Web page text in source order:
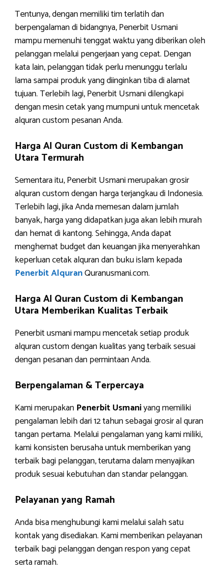
Tentunya, dengan memiliki tim terlatih dan
berpengalaman di bidangnya, Penerbit Usmani
mampu memenuhi tenggat waktu yang diberikan oleh
pelanggan melalui pengerjaan yang cepat. Dengan
kata lain, pelanggan tidak perlu menunggu terlalu
lama sampai produk yang diinginkan tiba di alamat
tujuan. Terlebih lagi, Penerbit Usmani dilengkapi
dengan mesin cetak yang mumpuni untuk mencetak
alquran custom pesanan Anda.
Harga Al Quran Custom di Kembangan
Utara Termurah
Sementara itu, Penerbit Usmani merupakan grosir
alquran custom dengan harga terjangkau di Indonesia.
Terlebih lagi, jika Anda memesan dalam jumlah
banyak, harga yang didapatkan juga akan lebih murah
dan hemat di kantong. Sehingga, Anda dapat
menghemat budget dan keuangan jika menyerahkan
keperluan cetak alquran dan buku islam kepada
Penerbit AlquranQuranusmani.com.
Harga Al Quran Custom di Kembangan
Utara Memberikan Kualitas Terbaik
Penerbit usmani mampu mencetak setiap produk
alquran custom dengan kualitas yang terbaik sesuai
dengan pesanan dan permintaan Anda.
Berpengalaman & Terpercaya
Kami merupakan Penerbit Usmaniyang memiliki
pengalaman lebih dari 12 tahun sebagai grosir al quran
tangan pertama. Melalui pengalaman yang kami miliki,
kami konsisten berusaha untuk memberikan yang
terbaik bagi pelanggan, terutama dalam menyajikan
produk sesuai kebutuhan dan standar pelanggan.
Pelayanan yang Ramah
Anda bisa menghubungi kami melalui salah satu
kontak yang disediakan. Kami memberikan pelayanan
terbaik bagi pelanggan dengan respon yang cepat
serta ramah.